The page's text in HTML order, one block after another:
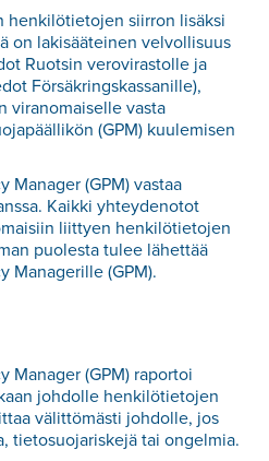
henkilötietojen siirron lisäksi
on lakisääteinen velvollisuus
Ruotsin verovirastolle ja
Försäkringskassanille),
viranomaiselle vasta
(GPM) kuulemisen
Manager (GPM) vastaa
Kaikki yhteydenotot
liittyen henkilötietojen
puolesta tulee lähettää
Managerille (GPM).
Manager (GPM) raportoi
johdolle henkilötietojen
välittömästi johdolle, jos
tietosuojariskejä tai ongelmia.